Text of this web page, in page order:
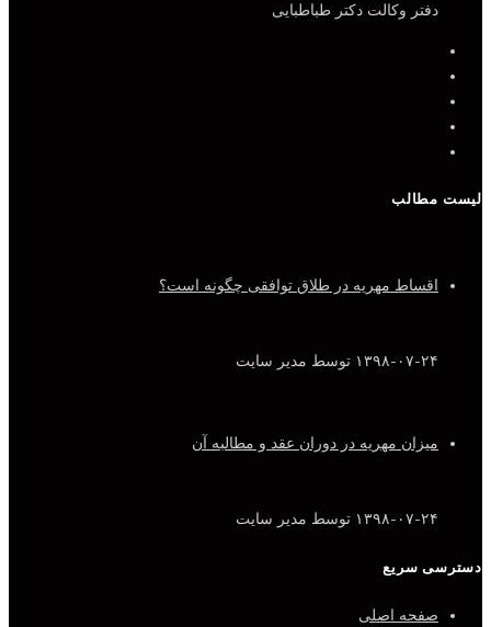
دفتر وکالت دکتر طباطبایی
لیست مطالب
اقساط مهریه در طلاق توافقی چگونه است؟
۱۳۹۸-۰۷-۲۴ توسط مدیر سایت
میزان مهریه در دوران عقد و مطالبه آن
۱۳۹۸-۰۷-۲۴ توسط مدیر سایت
دسترسی سریع
صفحه اصلی